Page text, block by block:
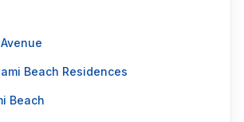
Beach Residences
Beach